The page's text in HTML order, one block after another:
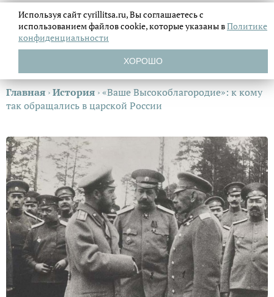
Главная ›История ›«Ваше Высокоблагородие»: к кому
так обращались в царской России
Используя сайт cyrillitsa.ru, Вы соглашаетесь с
использованием файловcookie, которые указаны вПолитике
конфиденциальности
ХОРОШО